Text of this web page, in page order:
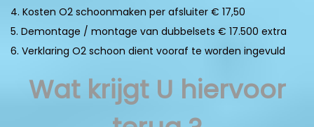
4. Kosten O2 schoonmaken per afsluiter € 17,50
5. Demontage / montage van dubbelsets € 17.500 extra
6. Verklaring O2 schoon dient vooraf te worden ingevuld
Wat krijgt U hiervoor